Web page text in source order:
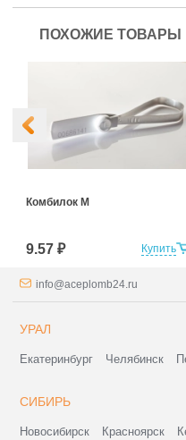
ПОХОЖИЕ ТОВАРЫ
Купить
Комбилок М
9.57 ₽
info@aceplomb24.ru
УРАЛ
Екатеринбург Челябинск
СИБИРЬ
Новосибирск Красноярск